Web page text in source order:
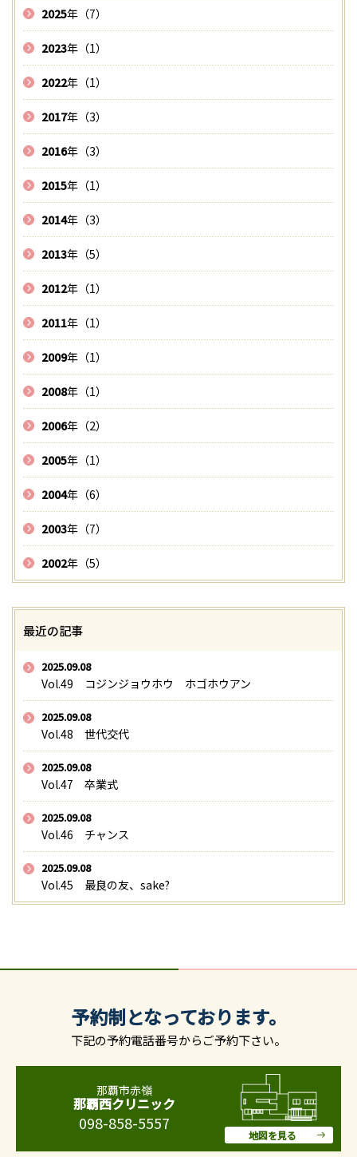
2025年（7）
2023年（1）
2022年（1）
2017年（3）
2016年（3）
2015年（1）
2014年（3）
2013年（5）
2012年（1）
2011年（1）
2009年（1）
2008年（1）
2006年（2）
2005年（1）
2004年（6）
2003年（7）
2002年（5）
最近の記事
2025.09.08
Vol.49 コジンジョウホウ ホゴホウアン
2025.09.08
Vol.48 世代交代
2025.09.08
Vol.47 卒業式
2025.09.08
Vol.46 チャンス
2025.09.08
Vol.45 最良の友、sake?
予約制となっております。
下記の予約電話番号からご予約下さい。
那覇市赤嶺
那覇西クリニック
098-858-5557
地図を見る